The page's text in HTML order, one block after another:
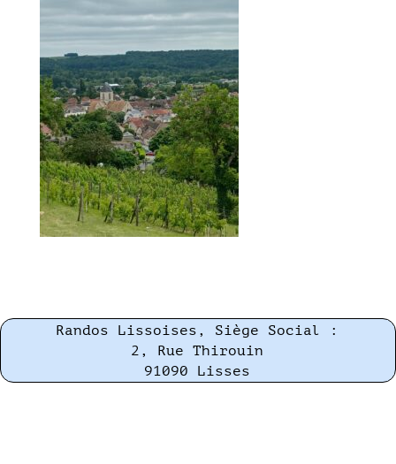
Randos Lissoises, Siège Social :
2, Rue Thirouin
91090 Lisses